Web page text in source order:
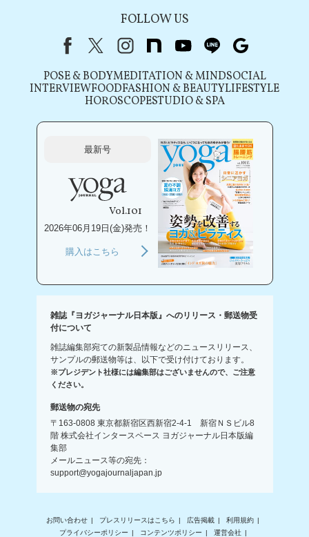
FOLLOW US
FacebookX（旧Twitter）
instagram
note youtubeline
POSE & BODYMEDITATION & MINDSOCIAL
INTERVIEWFOODFASHION & BEAUTYLIFESTYLE
HOROSCOPESTUDIO & SPA
最新号
Vol.101
2026年06月19日(金)発売！
購入はこちら
雑誌『ヨガジャーナル日本版』へのリリース・郵送物受
付について
雑誌編集部宛ての新製品情報などのニュースリリース、
サンプルの郵送物等は、以下で受け付けております。
※プレジデント社様には編集部はございませんので、ご注意
ください。
郵送物の宛先
〒163-0808 東京都新宿区西新宿2-4-1 新宿ＮＳビル8
階 株式会社インタースペース ヨガジャーナル日本版編
集部
メールニュース等の宛先：
support@yogajournaljapan.jp
お問い合わせ プレスリリースはこちら 広告掲載
利用規約
プライバシーポリシー
コンテンツポリシー 運営会社